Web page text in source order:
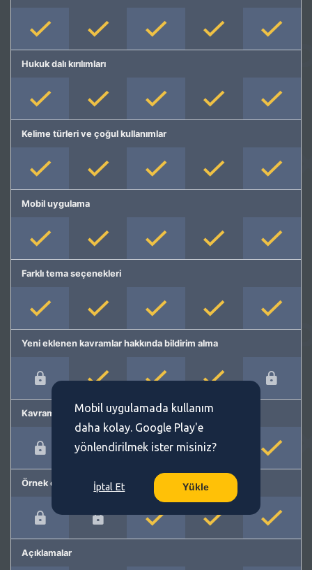
Hukuk dalı kırılımları
Kelime türleri ve çoğul kullanımlar
Mobil uygulama
Farklı tema seçenekleri
Yeni eklenen kavramlar hakkında bildirim alma
Kavram önerme
Örnek cümleler
Açıklamalar
Mobil uygulamada kullanım
daha kolay. Google Play'e
yönlendirilmek ister misiniz?
İptal Et Yükle